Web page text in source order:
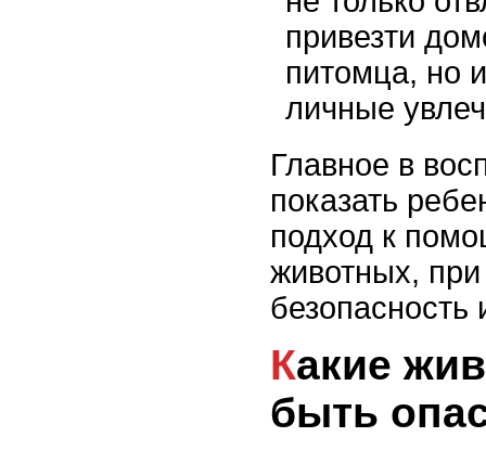
привезти
питомца, но
личные
Главное в
показать
подход к
животных,
безопасность
Какие животные могут
быть